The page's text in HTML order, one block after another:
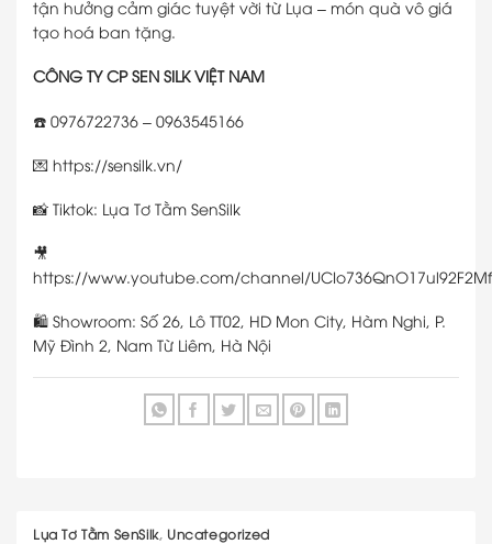
tận hưởng cảm giác tuyệt vời từ Lụa – món quà vô giá
tạo hoá ban tặng.
CÔNG TY CP SEN SILK VIỆT NAM
☎️ 0976722736 – 0963545166
💌 https://sensilk.vn/
📸 ⁠Tiktok: Lụa Tơ Tằm SenSilk
🎥
https://www.youtube.com/channel/
🛍 Showroom: Số 26, Lô TT02, HD Mon City, Hàm Nghi, P.
Mỹ Đình 2, Nam Từ Liêm, Hà Nội
Lụa Tơ Tằm SenSilk, Uncategorized